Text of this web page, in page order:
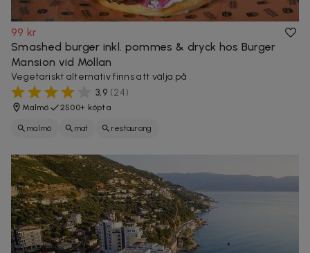
99 kr
Smashed burger inkl. pommes & dryck hos Burger
Mansion vid Möllan
Vegetariskt alternativ finns att välja på
3,9 (24)
Malmö 2500+ köpta
malmö mat restaurang